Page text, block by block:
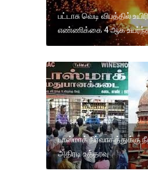
பட்டாசு வெடி விபத்தில்
எண்ணிக்கை 4 ஆக
டாஸ்மாக் நிர்வாகத்துக்கு
அதிரடி உத்தரவு